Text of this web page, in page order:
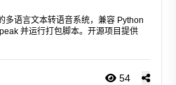
多语言文本转语音系统，兼容 Python
并运行打包脚本。开源项目提供
54